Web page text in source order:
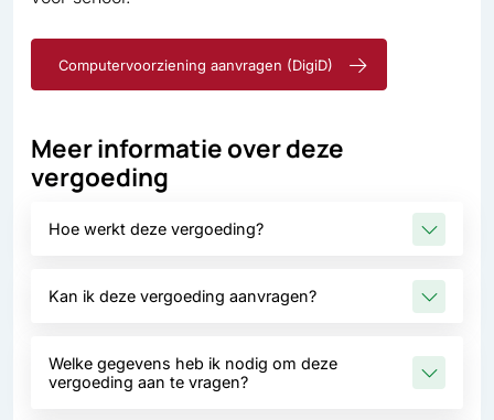
Computervoorziening aanvragen (DigiD)
Meer informatie over deze
vergoeding
Hoe werkt deze vergoeding?
Kan ik deze vergoeding aanvragen?
Welke gegevens heb ik nodig om deze
vergoeding aan te vragen?